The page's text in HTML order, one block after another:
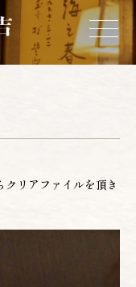
リアファイルを頂き